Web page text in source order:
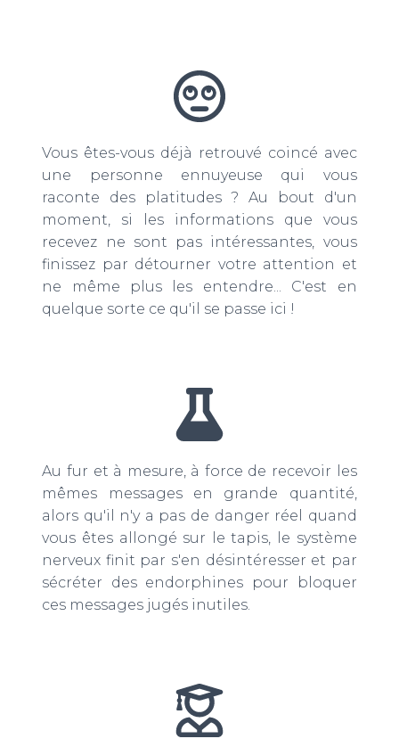
Vous êtes-vous déjà retrouvé coincé avec
une personne ennuyeuse qui vous
raconte des platitudes ? Au bout d'un
moment, si les informations que vous
recevez ne sont pas intéressantes, vous
finissez par détourner votre attention et
ne même plus les entendre... C'est en
quelque sorte ce qu'il se passe ici !
Au fur et à mesure, à force de recevoir les
mêmes messages en grande quantité,
alors qu'il n'y a pas de danger réel quand
vous êtes allongé sur le tapis, le système
nerveux finit par s'en désintéresser et par
sécréter des endorphines pour bloquer
ces messages jugés inutiles.